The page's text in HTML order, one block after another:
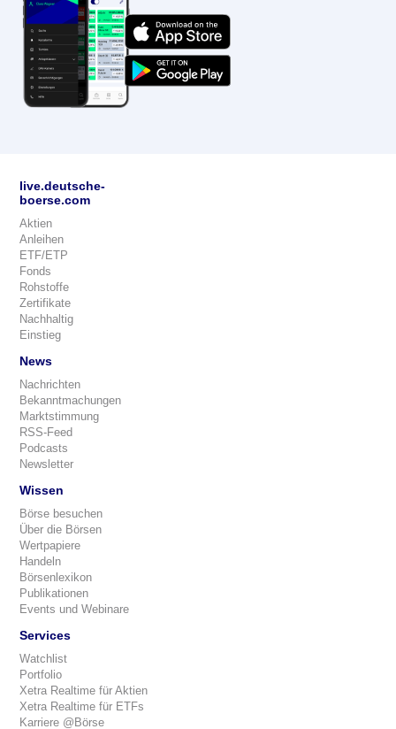
live.deutsche-
boerse.com
Aktien
Anleihen
ETF/ETP
Fonds
Rohstoffe
Zertifikate
Nachhaltig
Einstieg
News
Nachrichten
Bekanntmachungen
Marktstimmung
RSS-Feed
Podcasts
Newsletter
Wissen
Börse besuchen
Über die Börsen
Wertpapiere
Handeln
Börsenlexikon
Publikationen
Events und Webinare
Services
Watchlist
Portfolio
Xetra Realtime für Aktien
Xetra Realtime für ETFs
Karriere @Börse